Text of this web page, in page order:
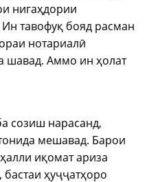
нигаҳдории
тавофуқ бояд расман
нотариалӣ
шавад. Аммо ин ҳолат
созиш нарасанд,
мешавад. Барои
иқомат ариза
ҳуҷҷатҳоро